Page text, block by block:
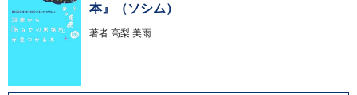
本』（ソシム）
著者 高梨 美雨